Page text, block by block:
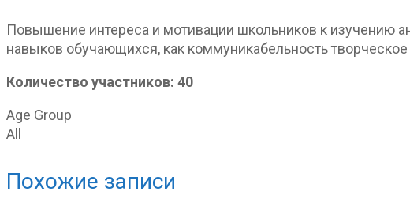
Повышение интереса и мотивации школьников к изучению
навыков обучающихся, как коммуникабельность
Количество участников: 40
Age Group
All
Похожие записи